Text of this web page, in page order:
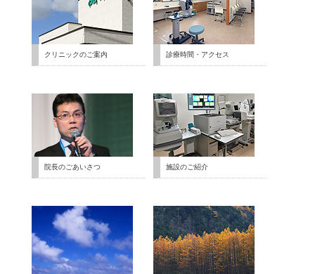
クリニックのご案内 診療時間・アクセス
院長のごあいさつ 施設のご紹介